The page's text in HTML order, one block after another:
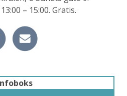
– 15:00. Gratis.